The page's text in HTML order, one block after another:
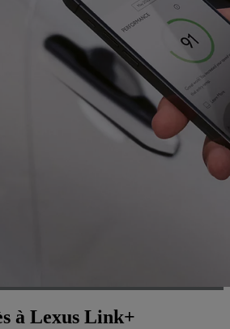
à Lexus Link+